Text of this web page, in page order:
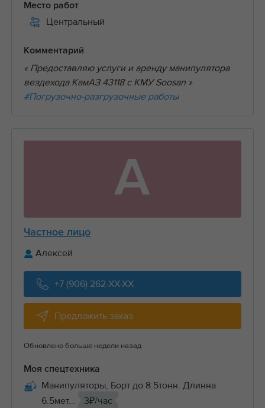
Место работ
Центральный
Комментарий
« Предоставляю услуги и аренду манипулятора
вездехода КамАЗ 43118 с КМУ Soosan »
#Погрузочно-разгрузочные работы
А
Частное лицо
Алексей
+7 (906) 262-XX-XX
Предложить заказ
Обновлено больше недели назад
Моя спецтехника
Манипуляторы, Борт до 8.5тонн. Длинна
6.5мет...
3₽/час